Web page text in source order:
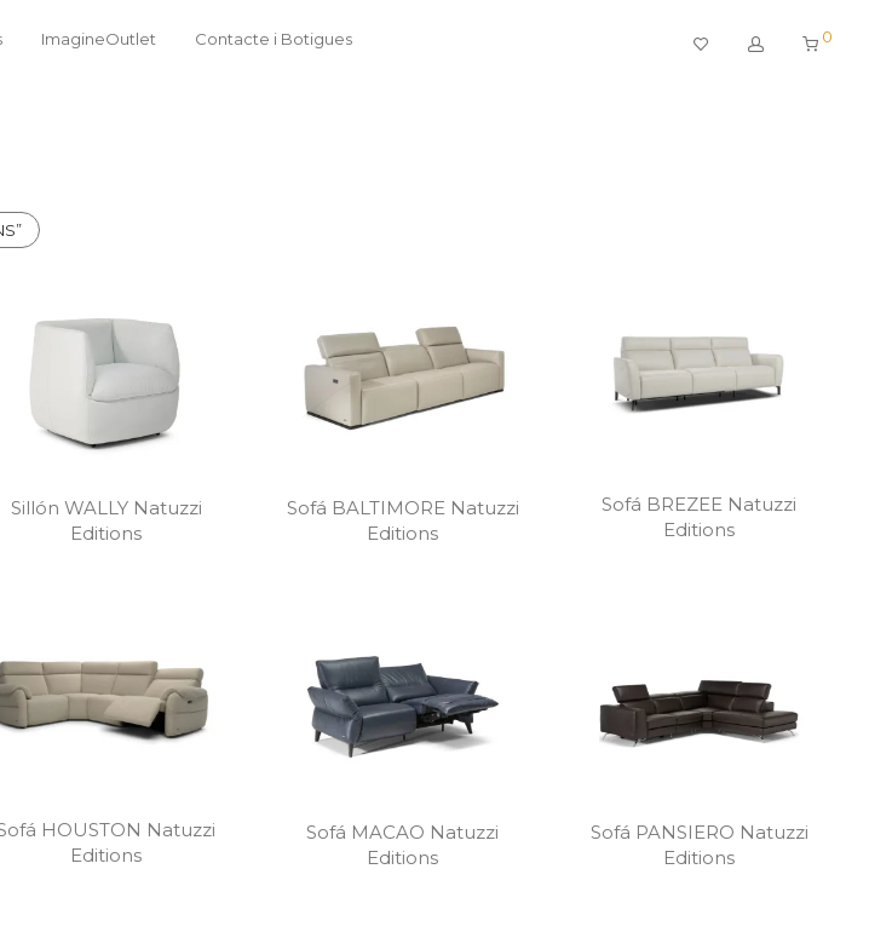
ImagineOutlet Contacte i Botigues 0
Sillón WALLY Natuzzi
Editions
Sofá BALTIMORE Natuzzi
Editions
Sofá BREZEE Natuzzi
Editions
HOUSTON Natuzzi
Editions
Sofá MACAO Natuzzi
Editions
Sofá PANSIERO Natuzzi
Editions